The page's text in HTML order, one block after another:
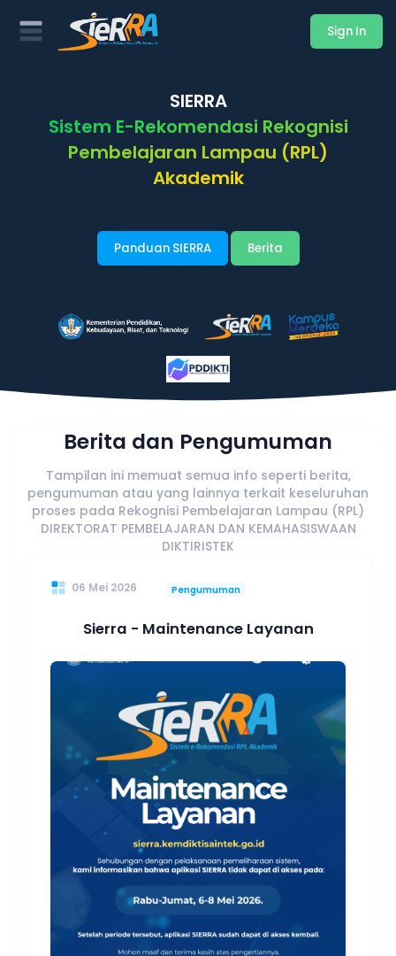
Sign In
SIERRA
Sistem E-Rekomendasi Rekognisi
Pembelajaran Lampau (RPL)
Akademik
Panduan SIERRA Berita
Berita dan Pengumuman
Tampilan ini memuat semua info seperti berita,
pengumuman atau yang lainnya terkait keseluruhan
proses pada Rekognisi Pembelajaran Lampau (RPL)
DIREKTORAT PEMBELAJARAN DAN KEMAHASISWAAN
DIKTIRISTEK
06 Mei 2026 Pengumuman
Sierra - Maintenance Layanan